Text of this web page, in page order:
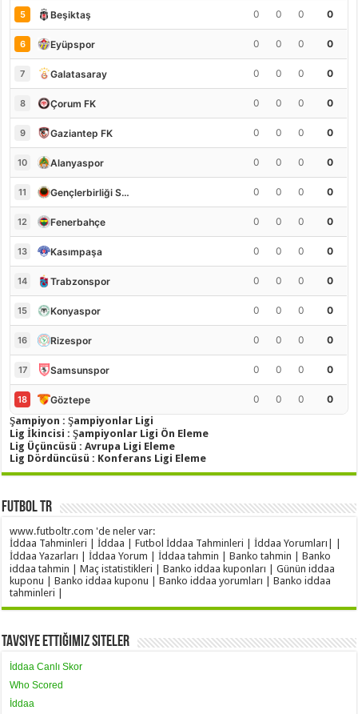
5 Beşiktaş 0 0 0 0
6 Eyüpspor 0 0 0 0
7 Galatasaray 0 0 0 0
8 Çorum FK 0 0 0 0
9 Gaziantep FK 0 0 0 0
10 Alanyaspor 0 0 0 0
11 Gençlerbirliği S.K. 0 0 0 0
12 Fenerbahçe 0 0 0 0
13 Kasımpaşa 0 0 0 0
14 Trabzonspor 0 0 0 0
15 Konyaspor 0 0 0 0
16 Rizespor 0 0 0 0
17 Samsunspor 0 0 0 0
18 Göztepe 0 0 0
0
Şampiyon : Şampiyonlar Ligi
Lig İkincisi : Şampiyonlar Ligi Ön Eleme
Lig Üçüncüsü : Avrupa Ligi Eleme
Lig Dördüncüsü : Konferans Ligi Eleme
Futbol TR
www.futboltr.com 'de neler var:
İddaa Tahminleri | İddaa | Futbol İddaa Tahminleri | İddaa Yorumları| |
İddaa Yazarları | İddaa Yorum | İddaa tahmin | Banko tahmin | Banko
iddaa tahmin | Maç istatistikleri | Banko iddaa kuponları | Günün iddaa
kuponu | Banko iddaa kuponu | Banko iddaa yorumları | Banko iddaa
tahminleri |
Tavsiye Ettiğimiz Siteler
İddaa Canlı Skor
Who Scored
İddaa